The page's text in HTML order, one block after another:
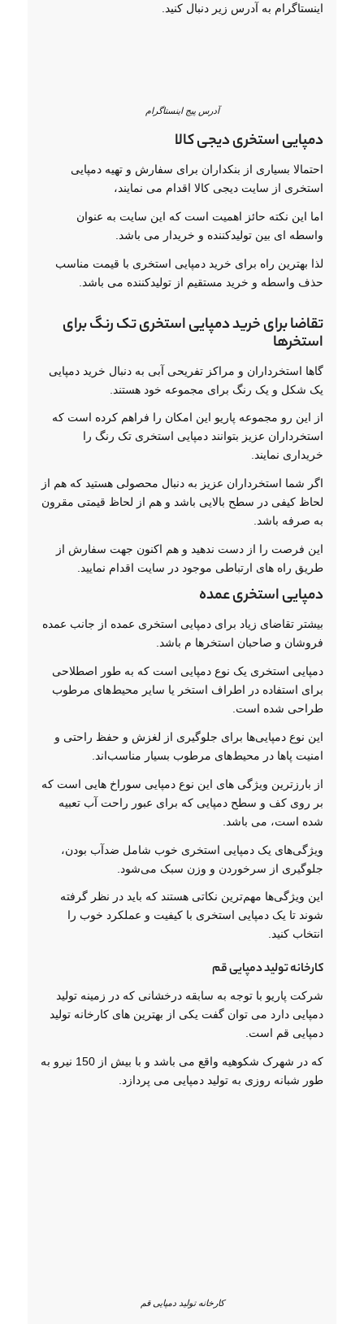
اینستاگرام به آدرس زیر دنبال کنید.
آدرس پیج اینستاگرام
دمپایی استخری دیجی کالا
احتمالا بسیاری از بنکداران برای سفارش و تهیه دمپایی
استخری از سایت دیجی کالا اقدام می نمایند،
اما این نکته حائز اهمیت است که این سایت به عنوان
واسطه ای بین تولیدکننده و خریدار می باشد.
لذا بهترین راه برای خرید دمپایی استخری با قیمت مناسب
حذف واسطه و خرید مستقیم از تولیدکننده می باشد.
تقاضا برای خرید دمپایی استخری تک رنگ برای
استخرها
گاها استخرداران و مراکز تفریحی آبی به دنبال خرید دمپایی
یک شکل و یک رنگ برای مجموعه خود هستند.
از این رو مجموعه پاریو این امکان را فراهم کرده است که
استخرداران عزیز بتوانند دمپایی استخری تک رنگ را
خریداری نمایند.
اگر شما استخرداران عزیز به دنبال محصولی هستید که هم از
لحاظ کیفی در سطح بالایی باشد و هم از لحاظ قیمتی مقرون
به صرفه باشد.
این فرصت را از دست ندهید و هم اکنون جهت سفارش از
طریق راه های ارتباطی موجود در سایت اقدام نمایید.
دمپایی استخری عمده
بیشتر تقاضای زیاد برای دمپایی استخری عمده از جانب عمده
فروشان و صاحبان استخرها م باشد.
دمپایی استخری یک نوع دمپایی است که به طور اصطلاحی
برای استفاده در اطراف استخر یا سایر محیط‌های مرطوب
طراحی شده است.
این نوع دمپایی‌ها برای جلوگیری از لغزش و حفظ راحتی و
امنیت پاها در محیط‌های مرطوب بسیار مناسب‌اند.
از بارزترین ویژگی های این نوع دمپایی سوراخ هایی است که
بر روی کف و سطح دمپایی که برای عبور راحت آب تعبیه
شده است، می باشد.
ویژگی‌های یک دمپایی استخری خوب شامل ضدآب بودن،
جلوگیری از سرخوردن و وزن سبک می‌شود.
این ویژگی‌ها مهم‌ترین نکاتی هستند که باید در نظر گرفته
شوند تا یک دمپایی استخری با کیفیت و عملکرد خوب را
انتخاب کنید.
کارخانه تولید دمپایی قم
شرکت پاریو با توجه به سابقه درخشانی که در زمینه تولید
دمپایی دارد می توان گفت یکی از بهترین های کارخانه تولید
دمپایی قم است.
که در شهرک شکوهیه واقع می باشد و با بیش از 150 نیرو به
طور شبانه روزی به تولید دمپایی می پردازد.
کارخانه تولید دمپایی قم